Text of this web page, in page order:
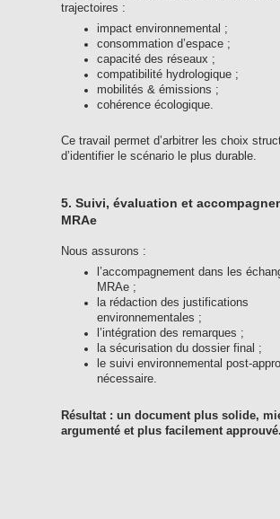
trajectoires :
impact environnemental ;
consommation d’espace ;
capacité des réseaux ;
compatibilité hydrologique ;
mobilités & émissions ;
cohérence écologique.
Ce travail permet d’arbitrer les choix
d’identifier le scénario le plus durable.
5. Suivi, évaluation et
MRAe
Nous assurons :
l’accompagnement dans les
MRAe ;
la rédaction des justifications
environnementales ;
l’intégration des remarques ;
la sécurisation du dossier final ;
le suivi environnemental post-
nécessaire.
Résultat : un document plus solide,
argumenté et plus facilement approuvé.